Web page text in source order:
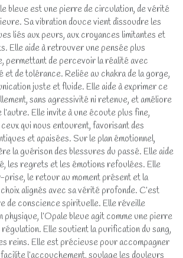
bleue est une pierre de circulation, de vérité
Sa vibration douce vient dissoudre les
liés aux peurs, aux croyances limitantes et
Elle aide à retrouver une pensée plus
permettant de percevoir la réalité avec
et de tolérance. Reliée au chakra de la gorge,
juste et fluide. Elle aide à exprimer ce
sans agressivité ni retenue, et améliore
l’autre. Elle invite à une écoute plus fine,
qui nous entourent, favorisant des
et apaisées. Sur le plan émotionnel,
la guérison des blessures du passé. Elle aide
les regrets et les émotions refoulées. Elle
le retour au moment présent et la
alignés avec sa vérité profonde. C’est
de conscience spirituelle. Elle réveille
physique, l’Opale bleue agit comme une pierre
Elle soutient la purification du sang,
reins. Elle est précieuse pour accompagner
l’accouchement, soulage les douleurs